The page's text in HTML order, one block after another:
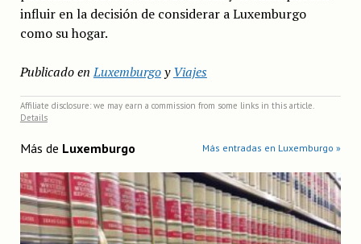
influir en la decisión de considerar a Luxemburgo
como su hogar.
Publicado en LuxemburgoyViajes
Affiliate disclosure: we may earn a commission from some links in this article.
Details
Más de Luxemburgo Más entradas en Luxemburgo »